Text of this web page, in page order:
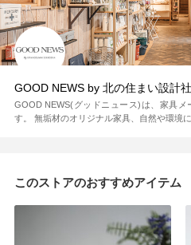
GOOD NEWS by 北の住まい設計社
GOOD NEWS(グッドニュース)は、家具
す。 無垢材のオリジナル家具、自然や環境に
このストアのおすすめアイテム